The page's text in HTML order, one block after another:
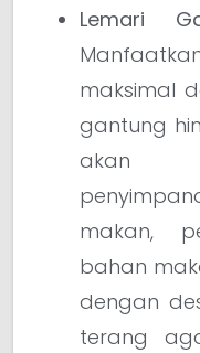
Lemari
maksimal
gantung
akan
makan,
bahan
dengan
terang